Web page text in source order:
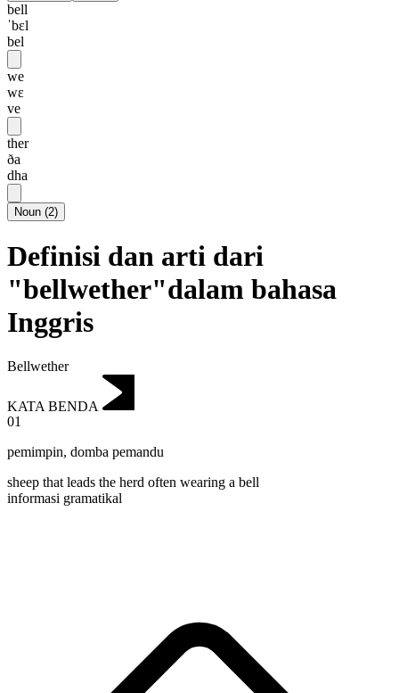
bell
ˈbɛl
bel
we
wɛ
ve
ther
ða
dha
Noun (2)
Definisi dan arti dari
"bellwether"dalam bahasa
Inggris
Bellwether
KATA BENDA
01
pemimpin, domba pemandu
sheep that leads the herd often wearing a bell
informasi gramatikal